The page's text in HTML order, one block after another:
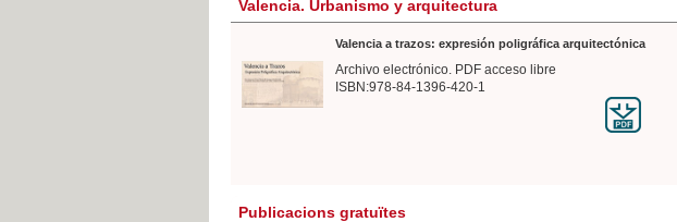
Valencia. Urbanismo y arquitectura
Valencia a trazos: expresión poligráfica arquitectónica
Archivo electrónico. PDF acceso libre
ISBN:978-84-1396-420-1
Publicacions gratuïtes